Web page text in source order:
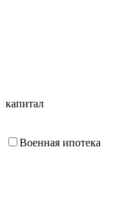
капитал
Военная ипотека